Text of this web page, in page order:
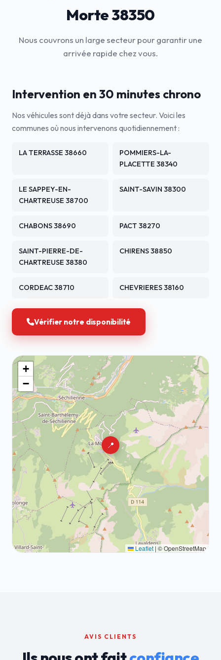
Morte 38350
Nous couvrons un large secteur pour garantir une
arrivée rapide chez vous.
Intervention en 30 minutes chrono
Nos véhicules sont déjà dans votre secteur. Voici les
communes où nous intervenons quotidiennement :
LA TERRASSE 38660
POMMIERS-LA-
PLACETTE 38340
LE SAPPEY-EN-
CHARTREUSE 38700
SAINT-SAVIN 38300
CHABONS 38690 PACT 38270
SAINT-PIERRE-DE-
CHARTREUSE 38380
CHIRENS 38850
CORDEAC 38710 CHEVRIERES 38160
Vérifier notre disponibilité
📍
+
−
Leaflet | © OpenStreetMap
AVIS CLIENTS